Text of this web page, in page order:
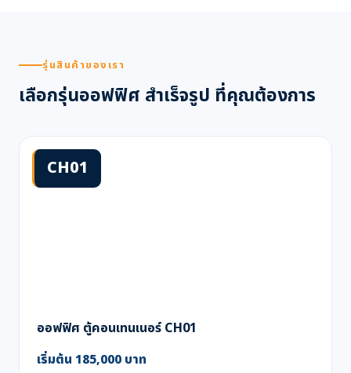
รุ่นสินค้าของเรา
เลือกรุ่นออฟฟิศ สำเร็จรูป ที่คุณต้องการ
CH01
ออฟฟิศ ตู้คอนเทนเนอร์ CH01
เริ่มต้น 185,000 บาท